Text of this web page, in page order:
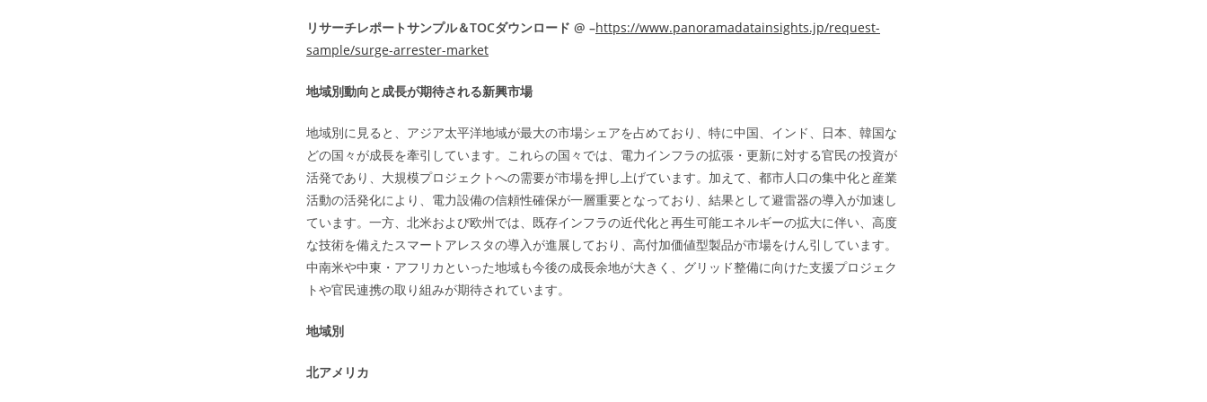
リサーチレポートサンプル＆TOCダウンロード @ –https://www.panoramadatainsights.jp/request-
sample/surge-arrester-market
地域別動向と成長が期待される新興市場
地域別に見ると、アジア太平洋地域が最大の市場シェアを占めており、特に中国、インド、日本、韓国な
どの国々が成長を牽引しています。これらの国々では、電力インフラの拡張・更新に対する官民の投資が
活発であり、大規模プロジェクトへの需要が市場を押し上げています。加えて、都市人口の集中化と産業
活動の活発化により、電力設備の信頼性確保が一層重要となっており、結果として避雷器の導入が加速し
ています。一方、北米および欧州では、既存インフラの近代化と再生可能エネルギーの拡大に伴い、高度
な技術を備えたスマートアレスタの導入が進展しており、高付加価値型製品が市場をけん引しています。
中南米や中東・アフリカといった地域も今後の成長余地が大きく、グリッド整備に向けた支援プロジェク
トや官民連携の取り組みが期待されています。
地域別
北アメリカ